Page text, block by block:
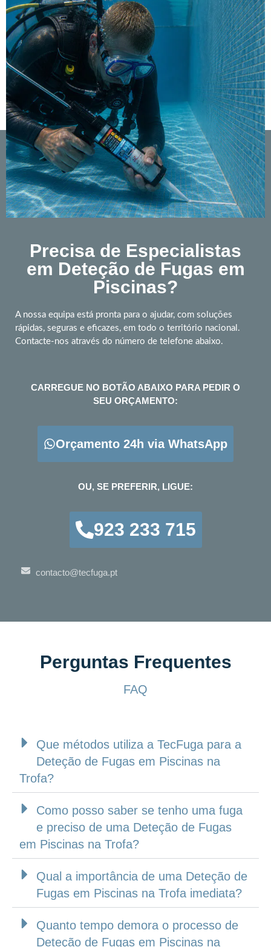
Precisa de Especialistas
em Deteção de Fugas em
Piscinas?
A nossa equipa está pronta para o ajudar, com soluções
rápidas, seguras e eficazes, em todo o território nacional.
Contacte-nos através do número de telefone abaixo.
CARREGUE NO BOTÃO ABAIXO PARA PEDIR O
SEU ORÇAMENTO:
Orçamento 24h via WhatsApp
OU, SE PREFERIR, LIGUE:
923 233 715
contacto@tecfuga.pt
Perguntas Frequentes
FAQ
Que métodos utiliza a TecFuga para a
Deteção de Fugas em Piscinas na
Trofa?
Como posso saber se tenho uma fuga
e preciso de uma Deteção de Fugas
em Piscinas na Trofa?
Qual a importância de uma Deteção de
Fugas em Piscinas na Trofa imediata?
Quanto tempo demora o processo de
Deteção de Fugas em Piscinas na